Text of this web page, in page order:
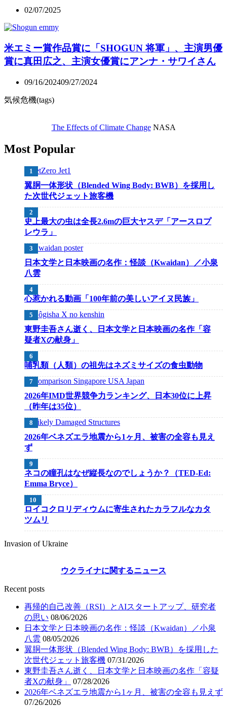
02/07/2025
米エミー賞作品賞に「SHOGUN 将軍」、主演男優
賞に真田広之、主演女優賞にアンナ・サワイさん
09/16/202409/27/2024
気候危機(tags)
The Effects of Climate ChangeNASA
Most Popular
翼胴一体形状（Blended Wing Body: BWB）を採用し
た次世代ジェット旅客機
史上最大の虫は全長2.6mの巨大ヤスデ「アースロプ
レウラ」
日本文学と日本映画の名作：怪談（Kwaidan）／小泉
八雲
心惹かれる動画「100年前の美しいアイヌ民族」
東野圭吾さん逝く、日本文学と日本映画の名作「容
疑者Xの献身」
哺乳類（人類）の祖先はネズミサイズの食虫動物
2026年IMD世界競争力ランキング、日本30位に上昇
（昨年は35位）
2026年ベネズエラ地震から1ヶ月、被害の全容も見え
ず
ネコの瞳孔はなぜ縦長なのでしょうか？（TED-Ed:
Emma Bryce）
ロイコクロリディウムに寄生されたカラフルなカタ
ツムリ
Invasion of Ukraine
ウクライナに関するニュース
Recent posts
再帰的自己改善（RSI）とAIスタートアップ、研究者
の思い 08/06/2026
日本文学と日本映画の名作：怪談（Kwaidan）／小泉
八雲 08/05/2026
翼胴一体形状（Blended Wing Body: BWB）を採用した
次世代ジェット旅客機 07/31/2026
東野圭吾さん逝く、日本文学と日本映画の名作「容疑
者Xの献身」
07/28/2026
2026年ベネズエラ地震から1ヶ月、被害の全容も見えず
07/26/2026